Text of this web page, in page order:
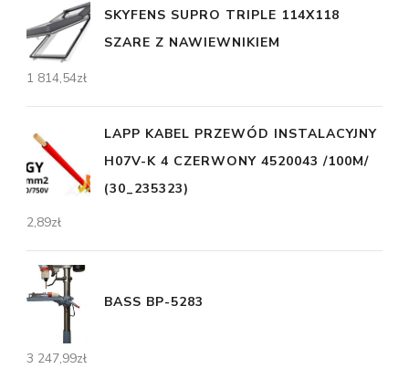
SKYFENS SUPRO TRIPLE 114X118
SZARE Z NAWIEWNIKIEM
1 814,54zł
LAPP KABEL PRZEWÓD INSTALACYJNY
H07V-K 4 CZERWONY 4520043 /100M/
(30_235323)
2,89zł
BASS BP-5283
3 247,99zł